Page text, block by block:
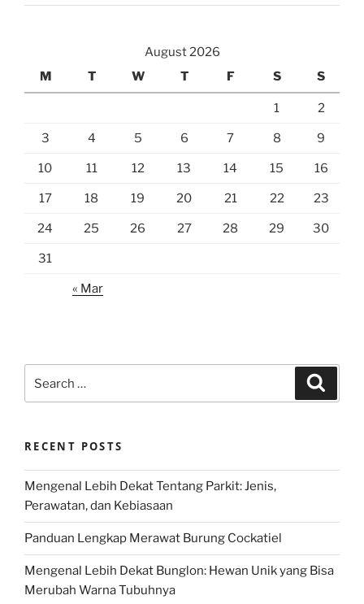
August 2026
M
T W T F S S
1 2
3 4 5 6 7 8 9
10 11 12 13 14 15 16
17 18 19 20 21 22 23
24 25 26 27 28 29 30
31
« Mar
for:
RECENT POSTS
Mengenal Lebih Dekat Tentang Parkit: Jenis,
Perawatan, dan Kebiasaan
Panduan Lengkap Merawat Burung Cockatiel
Mengenal Lebih Dekat Bunglon: Hewan Unik yang Bisa
Merubah Warna Tubuhnya